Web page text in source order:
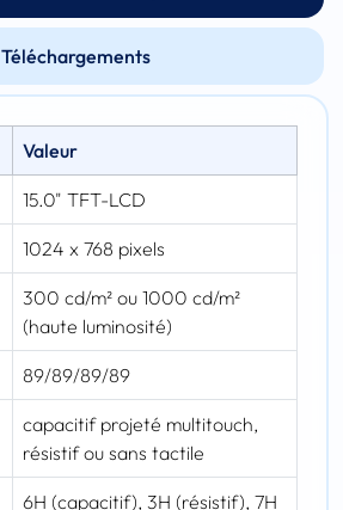
Téléchargements
Valeur
15.0" TFT-LCD
1024 x 768 pixels
300 cd/m² ou 1000 cd/m²
(haute luminosité)
89/89/89/89
capacitif projeté multitouch,
résistif ou sans tactile
6H (capacitif), 3H (résistif), 7H